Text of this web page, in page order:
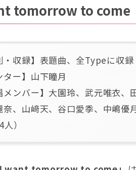
tomorrow to come
・収録】表題曲、全Typeに収録
ター】山下瞳月
メンバー】大園玲、武元唯衣
奈、山﨑天、谷口愛季、中嶋優
人）